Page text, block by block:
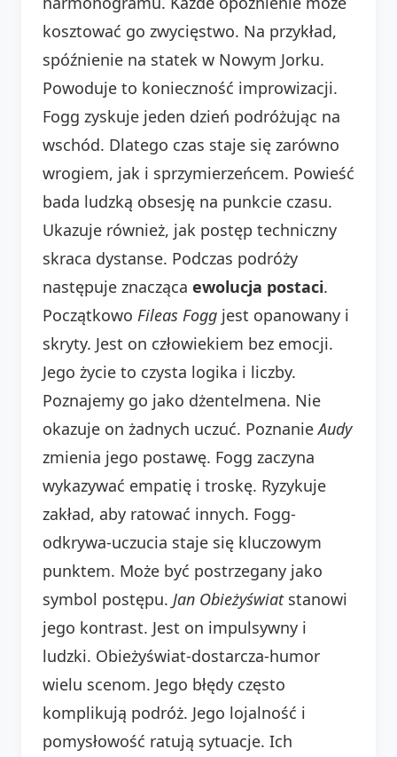
kosztować go zwycięstwo. Na przykład,
spóźnienie na statek w Nowym Jorku.
Powoduje to konieczność improwizacji.
Fogg zyskuje jeden dzień podróżując na
wschód. Dlatego czas staje się zarówno
wrogiem, jak i sprzymierzeńcem. Powieść
bada ludzką obsesję na punkcie czasu.
Ukazuje również, jak postęp techniczny
skraca dystanse. Podczas podróży
następuje znacząca ewolucja postaci.
Początkowo Fileas Fogg jest opanowany i
skryty. Jest on człowiekiem bez emocji.
Jego życie to czysta logika i liczby.
Poznajemy go jako dżentelmena. Nie
okazuje on żadnych uczuć. PoznanieAudy
zmienia jego postawę. Fogg zaczyna
wykazywać empatię i troskę. Ryzykuje
zakład, aby ratować innych. Fogg-
odkrywa-uczucia staje się kluczowym
punktem. Może być postrzegany jako
symbol postępu. Jan Obieżyświatstanowi
jego kontrast. Jest on impulsywny i
ludzki. Obieżyświat-dostarcza-humor
wielu scenom. Jego błędy często
komplikują podróż. Jego lojalność i
pomysłowość ratują sytuacje. Ich